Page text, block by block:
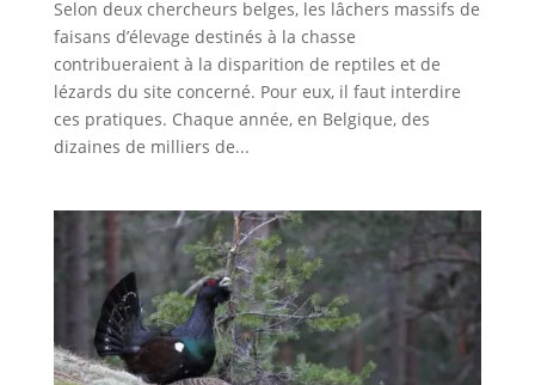
Selon deux chercheurs belges, les lâchers massifs de
faisans d’élevage destinés à la chasse
contribueraient à la disparition de reptiles et de
lézards du site concerné. Pour eux, il faut interdire
ces pratiques. Chaque année, en Belgique, des
dizaines de milliers de...